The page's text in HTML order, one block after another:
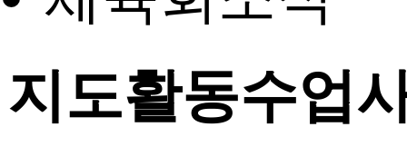
지도활동수업